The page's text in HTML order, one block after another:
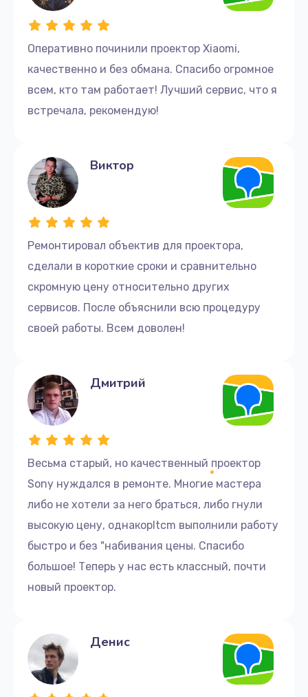
Оперативно починили проектор Xiaomi,
качественно и без обмана. Спасибо огромное
всем, кто там работает! Лучший сервис, что я
встречала, рекомендую!
Ремонтировал объектив для проектора,
сделали в короткие сроки и сравнительно
скромную цену относительно других
сервисов. После объяснили всю процедуру
своей работы. Всем доволен!
Виктор
Весьма старый, но качественный проектор
Sony нуждался в ремонте. Многие мастера
либо не хотели за него браться, либо гнули
высокую цену, однакоpltcm выполнили работу
быстро и без "набивания цены. Спасибо
большое! Теперь у нас есть классный, почти
новый проектор.
Дмитрий
Денис